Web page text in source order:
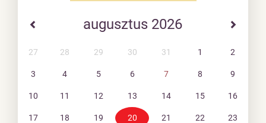
augusztus 2026
27 28 29 30 31 1 2
3 4 5 6 7 8 9
10 11 12 13 14 15 16
17 18 19 20 21 22 23